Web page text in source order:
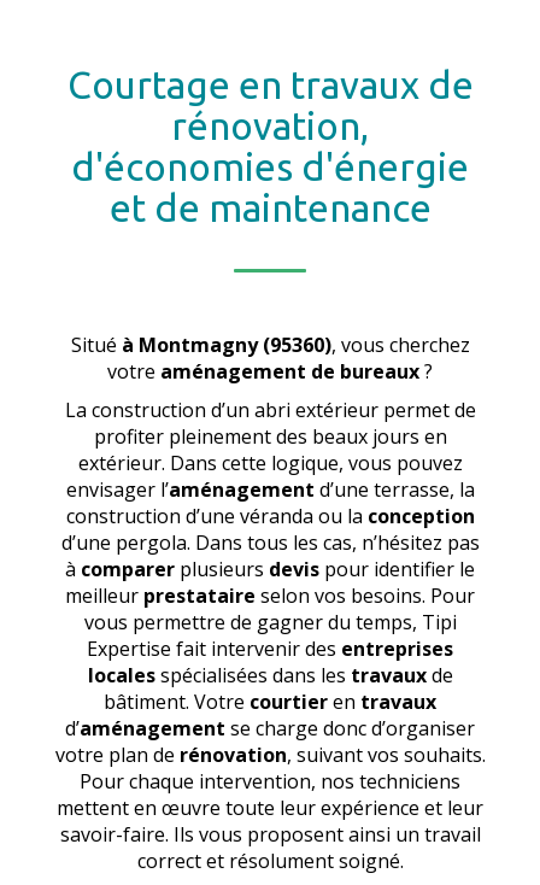
Courtage en travaux de
rénovation,
d'économies d'énergie
et de maintenance
Situé à Montmagny (95360), vous cherchez
votre aménagement de bureaux?
La construction d’un abri extérieur permet de
profiter pleinement des beaux jours en
extérieur. Dans cette logique, vous pouvez
envisager l’aménagement d’une terrasse, la
construction d’une véranda ou la conception
d’une pergola. Dans tous les cas, n’hésitez pas
à comparer plusieurs devis pour identifier le
meilleur prestataire selon vos besoins. Pour
vous permettre de gagner du temps, Tipi
Expertise fait intervenir des entreprises
localesspécialisées dans les travauxde
bâtiment. Votre courtieren travaux
d’aménagement se charge donc d’organiser
votre plan de rénovation, suivant vos souhaits.
Pour chaque intervention, nos techniciens
mettent en œuvre toute leur expérience et leur
savoir-faire. Ils vous proposent ainsi un travail
correct et résolument soigné.